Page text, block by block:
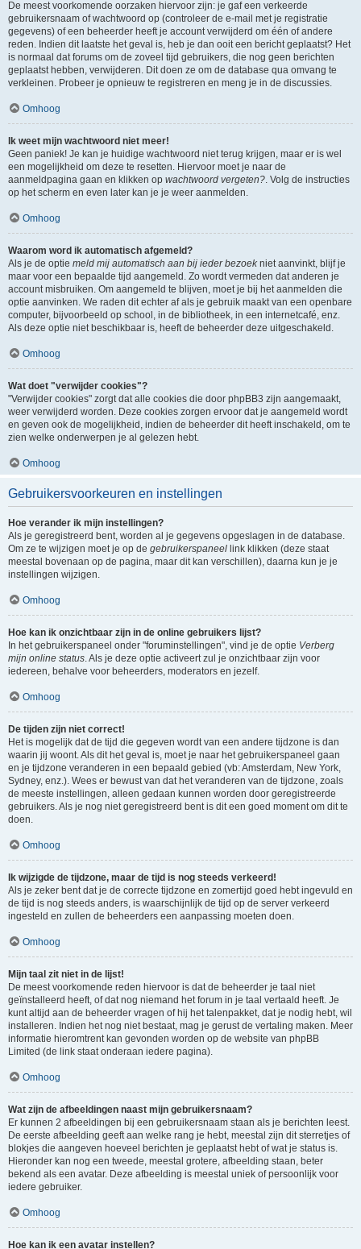
De meest voorkomende oorzaken hiervoor zijn: je gaf een verkeerde
gebruikersnaam of wachtwoord op (controleer de e-mail met je registratie
gegevens) of een beheerder heeft je account verwijderd om één of andere
reden. Indien dit laatste het geval is, heb je dan ooit een bericht geplaatst? Het
is normaal dat forums om de zoveel tijd gebruikers, die nog geen berichten
geplaatst hebben, verwijderen. Dit doen ze om de database qua omvang te
verkleinen. Probeer je opnieuw te registreren en meng je in de discussies.
Omhoog
Ik weet mijn wachtwoord niet meer!
Geen paniek! Je kan je huidige wachtwoord niet terug krijgen, maar er is wel
een mogelijkheid om deze te resetten. Hiervoor moet je naar de
aanmeldpagina gaan en klikken op wachtwoord vergeten?. Volg de instructies
op het scherm en even later kan je je weer aanmelden.
Omhoog
Waarom word ik automatisch afgemeld?
Als je de optie meld mij automatisch aan bij ieder bezoekniet aanvinkt, blijf je
maar voor een bepaalde tijd aangemeld. Zo wordt vermeden dat anderen je
account misbruiken. Om aangemeld te blijven, moet je bij het aanmelden die
optie aanvinken. We raden dit echter af als je gebruik maakt van een openbare
computer, bijvoorbeeld op school, in de bibliotheek, in een internetcafé, enz.
Als deze optie niet beschikbaar is, heeft de beheerder deze uitgeschakeld.
Omhoog
Wat doet "verwijder cookies"?
"Verwijder cookies" zorgt dat alle cookies die door phpBB3 zijn aangemaakt,
weer verwijderd worden. Deze cookies zorgen ervoor dat je aangemeld wordt
en geven ook de mogelijkheid, indien de beheerder dit heeft inschakeld, om te
zien welke onderwerpen je al gelezen hebt.
Omhoog
Gebruikersvoorkeuren en instellingen
Hoe verander ik mijn instellingen?
Als je geregistreerd bent, worden al je gegevens opgeslagen in de database.
Om ze te wijzigen moet je op de gebruikerspaneel link klikken (deze staat
meestal bovenaan op de pagina, maar dit kan verschillen), daarna kun je je
instellingen wijzigen.
Omhoog
Hoe kan ik onzichtbaar zijn in de online gebruikers lijst?
In het gebruikerspaneel onder "foruminstellingen", vind je de optie Verberg
mijn online status. Als je deze optie activeert zul je onzichtbaar zijn voor
iedereen, behalve voor beheerders, moderators en jezelf.
Omhoog
De tijden zijn niet correct!
Het is mogelijk dat de tijd die gegeven wordt van een andere tijdzone is dan
waarin jij woont. Als dit het geval is, moet je naar het gebruikerspaneel gaan
en je tijdzone veranderen in een bepaald gebied (vb: Amsterdam, New York,
Sydney, enz.). Wees er bewust van dat het veranderen van de tijdzone, zoals
de meeste instellingen, alleen gedaan kunnen worden door geregistreerde
gebruikers. Als je nog niet geregistreerd bent is dit een goed moment om dit te
doen.
Omhoog
Ik wijzigde de tijdzone, maar de tijd is nog steeds verkeerd!
Als je zeker bent dat je de correcte tijdzone en zomertijd goed hebt ingevuld en
de tijd is nog steeds anders, is waarschijnlijk de tijd op de server verkeerd
ingesteld en zullen de beheerders een aanpassing moeten doen.
Omhoog
Mijn taal zit niet in de lijst!
De meest voorkomende reden hiervoor is dat de beheerder je taal niet
geïnstalleerd heeft, of dat nog niemand het forum in je taal vertaald heeft. Je
kunt altijd aan de beheerder vragen of hij het talenpakket, dat je nodig hebt, wil
installeren. Indien het nog niet bestaat, mag je gerust de vertaling maken. Meer
informatie hieromtrent kan gevonden worden op de website van phpBB
Limited (de link staat onderaan iedere pagina).
Omhoog
Wat zijn de afbeeldingen naast mijn gebruikersnaam?
Er kunnen 2 afbeeldingen bij een gebruikersnaam staan als je berichten leest.
De eerste afbeelding geeft aan welke rang je hebt, meestal zijn dit sterretjes of
blokjes die aangeven hoeveel berichten je geplaatst hebt of wat je status is.
Hieronder kan nog een tweede, meestal grotere, afbeelding staan, beter
bekend als een avatar. Deze afbeelding is meestal uniek of persoonlijk voor
iedere gebruiker.
Omhoog
Hoe kan ik een avatar instellen?